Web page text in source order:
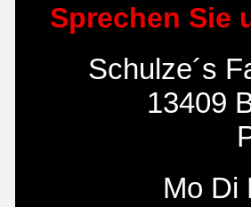
Sprechen Sie
Schulze´s
13409
Mo Di